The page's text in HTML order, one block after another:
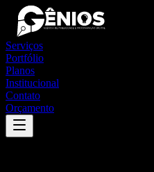
Serviços
Portfólio
Planos
Institucional
Contato
Orçamento